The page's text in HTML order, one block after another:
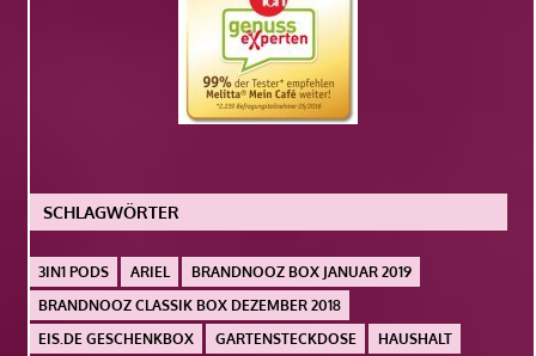
SCHLAGWÖRTER
3IN1 PODS ARIEL
BRANDNOOZ BOX JANUAR 2019
BRANDNOOZ CLASSIK BOX DEZEMBER 2018
EIS.DE GESCHENKBOX
GARTENSTECKDOSE HAUSHALT